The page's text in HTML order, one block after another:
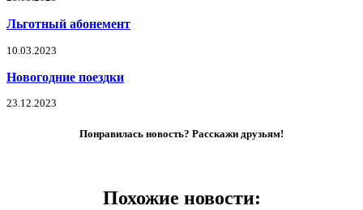
Льготный абонемент
10.03.2023
Новогодние поездки
23.12.2023
Понравилась новость? Расскажи друзьям!
Похожие новости: